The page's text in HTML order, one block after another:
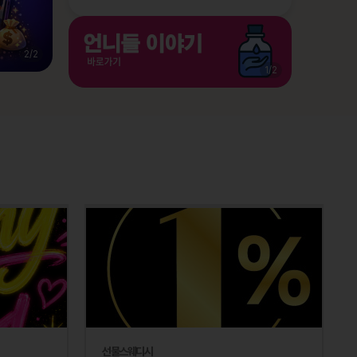
2/2
1 /2
선물스웨디시